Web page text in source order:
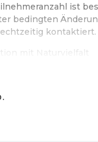
ist
bedingten
kontaktiert.
mit Naturvielfalt